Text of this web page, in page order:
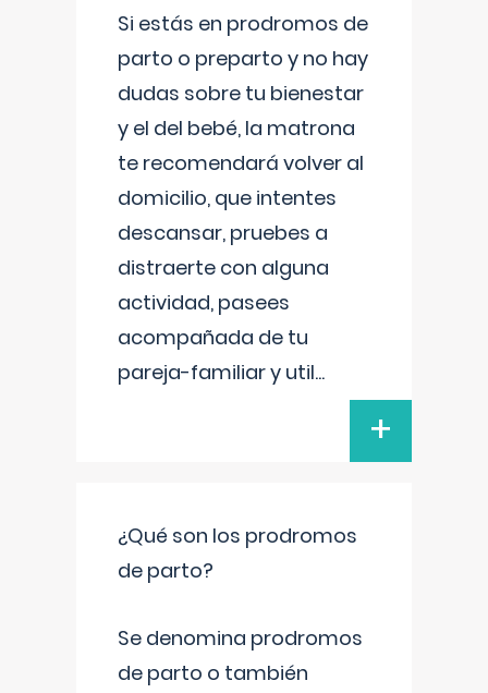
Si estás en prodromos de
parto o preparto y no hay
dudas sobre tu bienestar
y el del bebé, la matrona
te recomendará volver al
domicilio, que intentes
descansar, pruebes a
distraerte con alguna
actividad, pasees
acompañada de tu
pareja-familiar y util...
+
¿Qué son los prodromos
de parto?
Se denomina prodromos
de parto o también